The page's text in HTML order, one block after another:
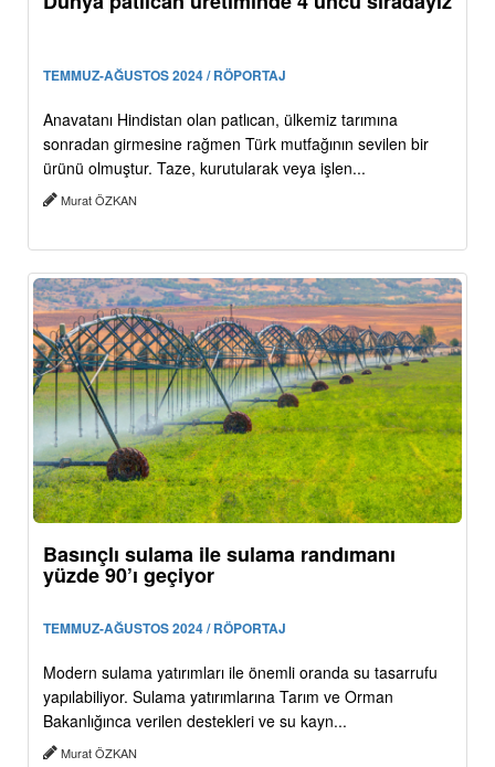
TEMMUZ-AĞUSTOS 2024 / RÖPORTAJ
Anavatanı Hindistan olan patlıcan, ülkemiz tarımına
sonradan girmesine rağmen Türk mutfağının sevilen bir
ürünü olmuştur. Taze, kurutularak veya işlen...
Murat ÖZKAN
Basınçlı sulama ile sulama randımanı
yüzde 90’ı geçiyor
TEMMUZ-AĞUSTOS 2024 / RÖPORTAJ
Modern sulama yatırımları ile önemli oranda su tasarrufu
yapılabiliyor. Sulama yatırımlarına Tarım ve Orman
Bakanlığınca verilen destekleri ve su kayn...
Murat ÖZKAN